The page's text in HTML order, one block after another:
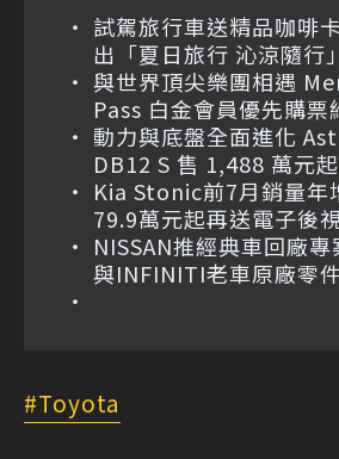
試駕旅行車送精品咖啡
出「夏日旅行 沁涼隨行
與世界頂尖樂團相遇
Pass 白金會員優先購票
動力與底盤全面進化
DB12 S 售 1,488 萬元
Kia Stonic前7月銷量
79.9萬元起再送電子後
NISSAN推經典車回廠
與INFINITI老車原廠零
Toyota